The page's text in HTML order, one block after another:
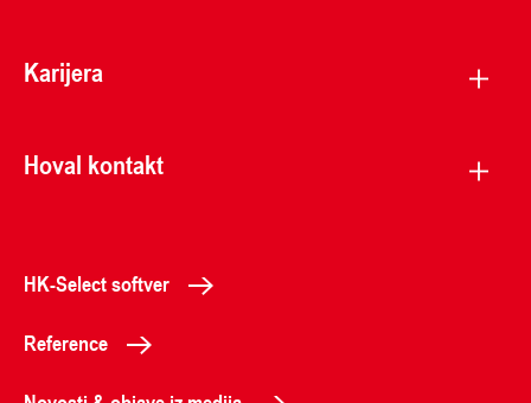
Karijera
Hoval kontakt
HK-Select softver
Reference